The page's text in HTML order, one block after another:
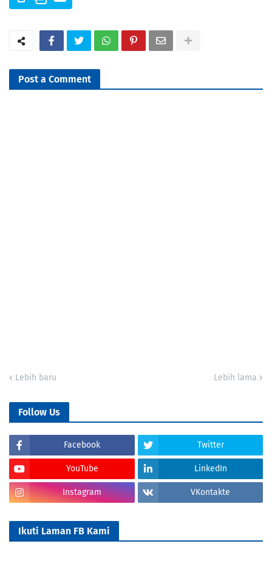
Post a Comment
Lebih baru Lebih lama
Follow Us
Facebook Twitter
YouTube LinkedIn
Instagram VKontakte
Ikuti Laman FB Kami